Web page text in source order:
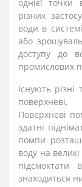
однієї
різних
води в
або
доступу до
промислових
Існують
Поверхневі
здатні
помпи
воду на
знаходиться